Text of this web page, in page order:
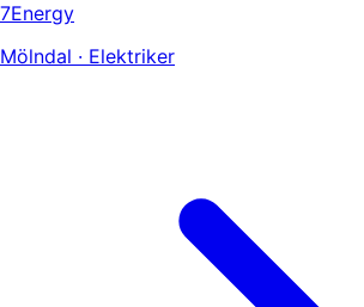
7Energy
Mölndal · Elektriker